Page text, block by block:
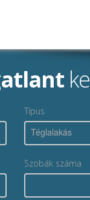
Típus
Téglalakás
Szobák száma